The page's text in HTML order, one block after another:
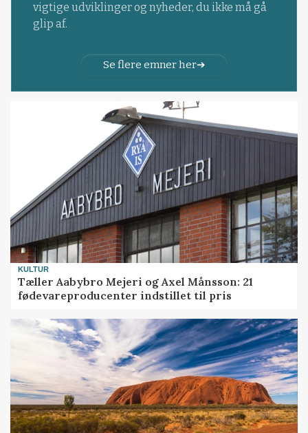
vigtige udviklinger og nyheder, du ikke må gå
glip af.
Se flere emner her
KULTUR
Tæller Aabybro Mejeri og Axel Månsson: 21
fødevareproducenter indstillet til pris